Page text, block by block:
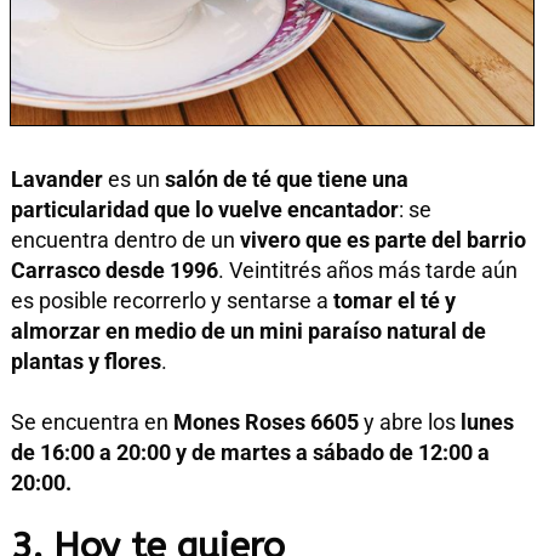
Lavanderes un salón de té que tiene una
particularidad que lo vuelve encantador: se
encuentra dentro de un vivero que es parte del barrio
Carrasco desde 1996. Veintitrés años más tarde aún
es posible recorrerlo y sentarse a tomar el té y
almorzar en medio de un mini paraíso natural de
plantas y flores.
Se encuentra en Mones Roses 6605y abre los lunes
de 16:00 a 20:00 y de martes a sábado de 12:00 a
20:00.
3. Hoy te quiero